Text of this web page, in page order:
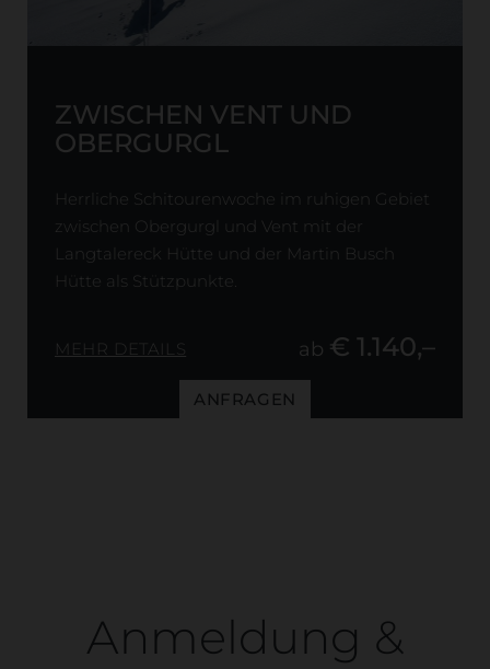
ZWISCHEN VENT UND
OBERGURGL
Herrliche Schitourenwoche im ruhigen Gebiet
zwischen Obergurgl und Vent mit der
Langtalereck Hütte und der Martin Busch
Hütte als Stützpunkte.
MEHR DETAILS ab € 1.140,–
ANFRAGEN
Anmeldung &